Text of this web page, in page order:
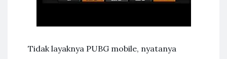
Tidak layaknya PUBG mobile, nyatanya